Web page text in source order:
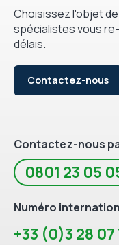
Choisissez l'objet
spécialistes vous
délais.
Contactez-nous
Contactez-nous
0801 23 05
Numéro
+33 (0)3 28 07